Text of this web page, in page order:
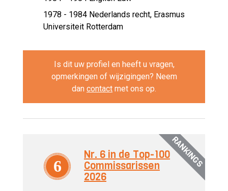
1978 - 1984 Nederlands recht, Erasmus
Universiteit Rotterdam
Is dit uw profiel en heeft u vragen,
opmerkingen of wijzigingen? Neem
dan contact met ons op.
RANKINGS
6
Nr. 6 in de Top-100
Commissarissen
2026